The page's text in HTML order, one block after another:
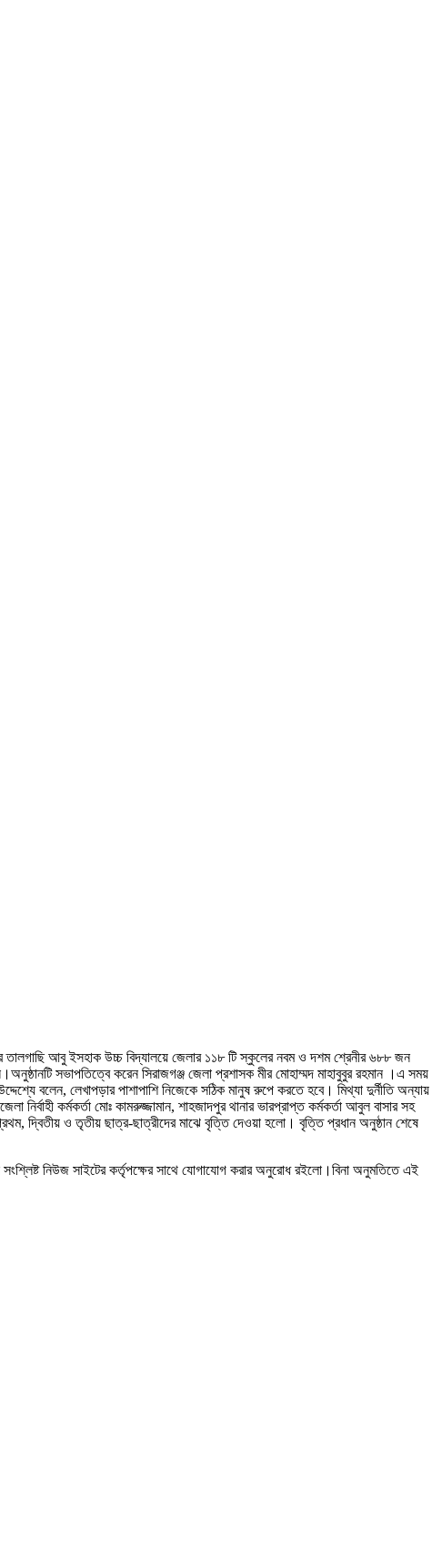
তালগাছি আবু ইসহাক উচ্চ বিদ্যালয়ে জেলার ১১৮ টি স্কুলের নবম ও দশম শ্রেনীর ৬৮৮ জন
সভাপতিত্বে করেন সিরাজগঞ্জ জেলা প্রশাসক মীর মোহাম্মদ মাহাবুবুর রহমান ।এ সময়
বলেন, লেখাপড়ার পাশাপাশি নিজেকে সঠিক মানুষ রুপে করতে হবে। মিথ্যা দুর্নীতি অন্যায়
কর্মকর্তা মোঃ কামরুজ্জামান, শাহজাদপুর থানার ভারপ্রাপ্ত কর্মকর্তা আবুল বাসার সহ
দ্বিতীয় ও তৃতীয় ছাত্র-ছাত্রীদের মাঝে বৃত্তি দেওয়া হলো। বৃত্তি প্রধান অনুষ্ঠান শেষে
নিউজ সাইটের কর্তৃপক্ষের সাথে যোগাযোগ করার অনুরোধ রইলো।বিনা অনুমতিতে এই